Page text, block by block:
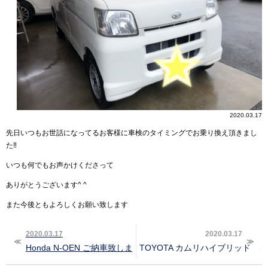
2020.03.17
先日いつもお世話になってるお客様に車検のタイミングでお乗り換え頂きまし
た‼︎
いつも何でもお声かけくださって
ありがとうございます^ ^
また今後ともよろしくお願い致します
2020.03.17
Honda N-OEN ご納車致しました‼︎
2020.03.17
TOYOTA カムリハイブリッド